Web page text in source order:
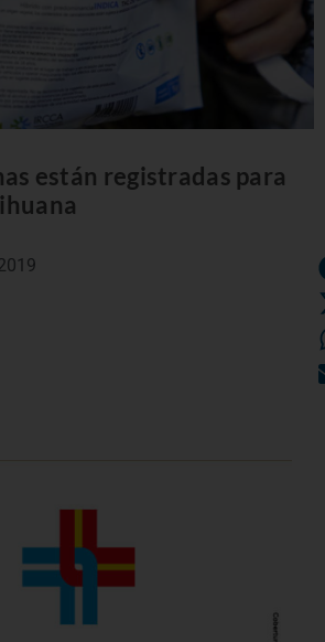
están registradas para